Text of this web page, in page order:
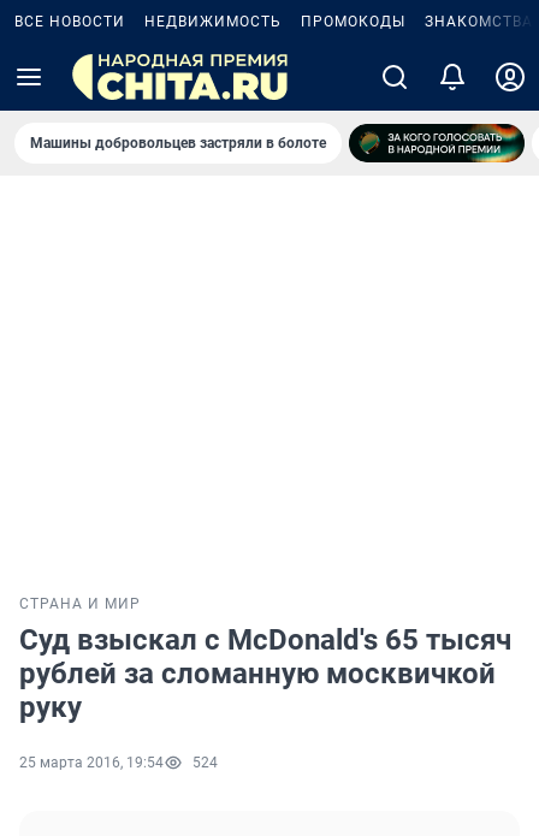
ВСЕ НОВОСТИ НЕДВИЖИМОСТЬ ПРОМОКОДЫ ЗНАКОМСТВА
Машины добровольцев застряли в болоте
СТРАНА И МИР
Суд взыскал с McDonald's 65 тысяч
рублей за сломанную москвичкой
руку
25 марта 2016, 19:54 524